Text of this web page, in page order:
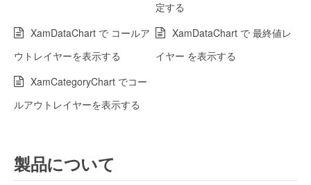
定する
XamDataChart で コールア
ウトレイヤーを表示する
XamDataChart で 最終値レ
イヤー を表示する
XamCategoryChart でコー
ルアウトレイヤーを表示する
製品について